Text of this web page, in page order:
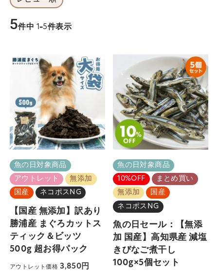
5件中 1-5件表示
魚の日対象商品
アウトレット
無添加
国産
ネコポスNG
【国産 無添加】訳あり
勝浦産 まぐろカットス
ティック＆ビッツ
500g 超お得パック
アウトレット価格 3,850
魚の日対象商品
10%OFF
まとめ買い
無添加
国産
ネコポスNG
魚の日セール：【無添
加 国産】高知県産 減塩
きびなご煮干し
100g×5個セット